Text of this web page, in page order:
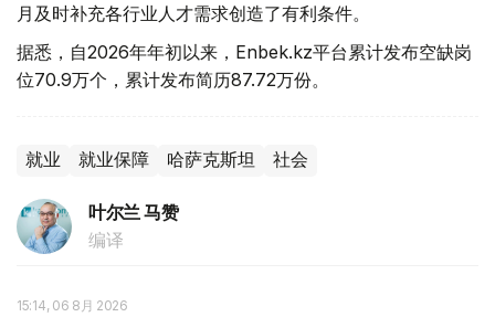
月及时补充各行业人才需求创造了有利条件。
据悉，自2026年年初以来，Enbek.kz平台累计发布空缺岗
位70.9万个，累计发布简历87.72万份。
就业 就业保障 哈萨克斯坦 社会
叶尔兰 马赞
编译
15:14, 06 8月 2026